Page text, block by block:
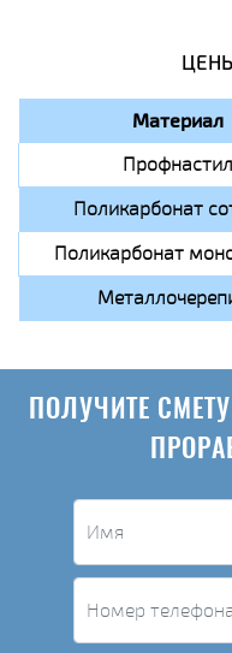
Материал
Профнастил
Поликарбонат
Поликарбонат
ПОЛУЧИТЕ